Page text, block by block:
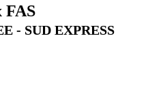
FAS
- SUD EXPRESS